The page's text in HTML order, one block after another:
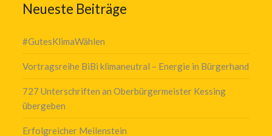
Neueste Beiträge
#GutesKlimaWählen
Vortragsreihe BiBi klimaneutral – Energie in Bürgerhand
727 Unterschriften an Oberbürgermeister Kessing
übergeben
Erfolgreicher Meilenstein